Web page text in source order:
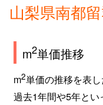
山梨県南都
m2単価推移
m2単価の推移を表し
過去1年間や5年とい